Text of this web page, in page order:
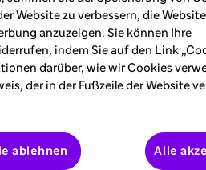
Website zu verbessern, die
anzuzeigen. Sie können Ihre
indem Sie auf den Link
darüber, wie wir Cookies
der in der Fußzeile der Website
Alle
ablehnen